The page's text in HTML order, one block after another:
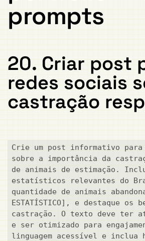
prompts
20. Criar post
redes sociais
castração
Crie um post informativo
sobre a importância da
de animais de estimação.
estatísticos relevantes do
quantidade de animais
ESTATÍSTICO], e destaque os
castração. O texto deve ter
e ser otimizado para
linguagem acessível e inclua